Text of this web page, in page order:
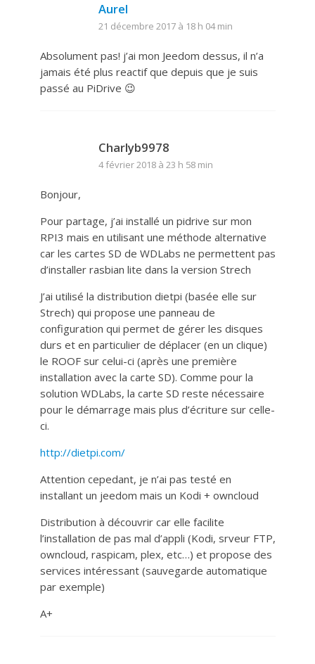
Aurel
21 décembre 2017 à 18 h 04 min
Absolument pas! j’ai mon Jeedom dessus, il n’a
jamais été plus reactif que depuis que je suis
passé au PiDrive 😉
Charlyb9978
4 février 2018 à 23 h 58 min
Bonjour,
Pour partage, j’ai installé un pidrive sur mon
RPI3 mais en utilisant une méthode alternative
car les cartes SD de WDLabs ne permettent pas
d’installer rasbian lite dans la version Strech
J’ai utilisé la distribution dietpi (basée elle sur
Strech) qui propose une panneau de
configuration qui permet de gérer les disques
durs et en particulier de déplacer (en un clique)
le ROOF sur celui-ci (après une première
installation avec la carte SD). Comme pour la
solution WDLabs, la carte SD reste nécessaire
pour le démarrage mais plus d’écriture sur celle-
ci.
http://dietpi.com/
Attention cepedant, je n’ai pas testé en
installant un jeedom mais un Kodi + owncloud
Distribution à découvrir car elle facilite
l’installation de pas mal d’appli (Kodi, srveur FTP,
owncloud, raspicam, plex, etc…) et propose des
services intéressant (sauvegarde automatique
par exemple)
A+